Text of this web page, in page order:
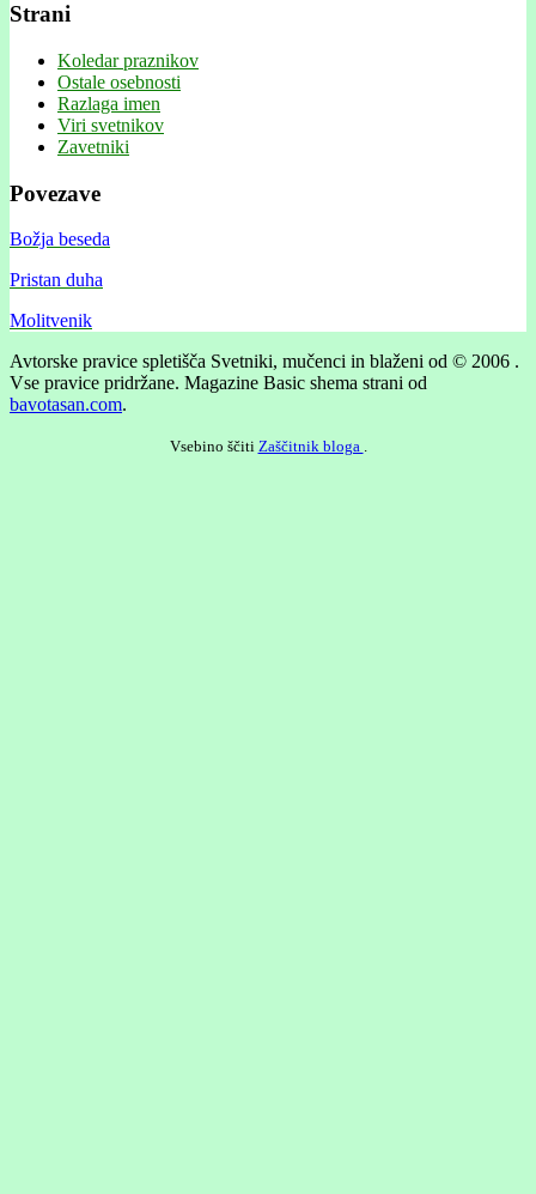
Strani
Koledar praznikov
Ostale osebnosti
Razlaga imen
Viri svetnikov
Zavetniki
Povezave
Božja beseda
Pristan duha
Molitvenik
Avtorske pravice spletišča Svetniki, mučenci in blaženi od © 2006 .
Vse pravice pridržane. Magazine Basic shema strani od
bavotasan.com.
Vsebino ščiti Zaščitnik bloga .